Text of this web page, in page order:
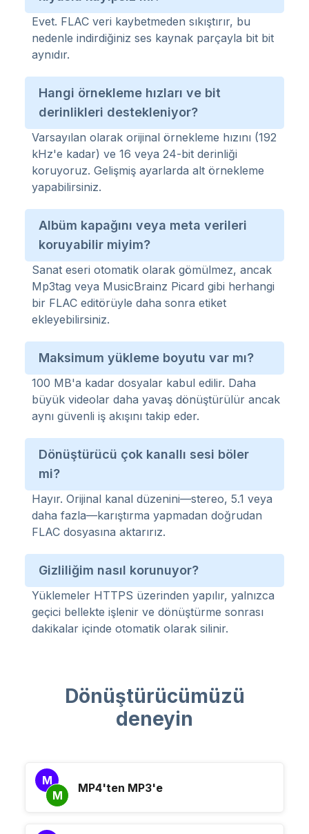
Evet. FLAC veri kaybetmeden sıkıştırır, bu
nedenle indirdiğiniz ses kaynak parçayla bit bit
aynıdır.
Hangi örnekleme hızları ve bit
derinlikleri destekleniyor?
Varsayılan olarak orijinal örnekleme hızını (192
kHz'e kadar) ve 16 veya 24-bit derinliği
koruyoruz. Gelişmiş ayarlarda alt örnekleme
yapabilirsiniz.
Albüm kapağını veya meta verileri
koruyabilir miyim?
Sanat eseri otomatik olarak gömülmez, ancak
Mp3tag veya MusicBrainz Picard gibi herhangi
bir FLAC editörüyle daha sonra etiket
ekleyebilirsiniz.
Maksimum yükleme boyutu var mı?
100 MB'a kadar dosyalar kabul edilir. Daha
büyük videolar daha yavaş dönüştürülür ancak
aynı güvenli iş akışını takip eder.
Dönüştürücü çok kanallı sesi böler
mi?
Hayır. Orijinal kanal düzenini—stereo, 5.1 veya
daha fazla—karıştırma yapmadan doğrudan
FLAC dosyasına aktarırız.
Gizliliğim nasıl korunuyor?
Yüklemeler HTTPS üzerinden yapılır, yalnızca
geçici bellekte işlenir ve dönüştürme sonrası
dakikalar içinde otomatik olarak silinir.
Dönüştürücümüzü
deneyin
M
M
MP4'ten MP3'e